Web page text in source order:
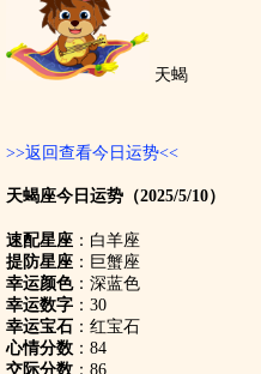
天蝎
>>返回查看今日运势<<
天蝎座今日运势（2025/5/10）
速配星座 ：白羊座
提防星座 ：巨蟹座
幸运颜色：深蓝色
幸运数字 ：30
幸运宝石 ：红宝石
心情分数 ：84
交际分数 ：86